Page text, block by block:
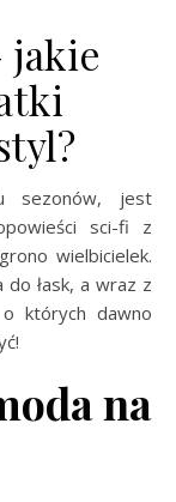
jakie
sci-fi z
wielbicielek.
łask, a wraz z
których dawno
na